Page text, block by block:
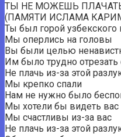
ТЫ НЕ МОЖЕШЬ
(ПАМЯТИ ИСЛАМА
Ты был горой узбекского
Мы оперлись на головы
Вы были целью
Им было трудно отрезать
Не плачь из-за этой
Мы крепко спали
Нам не нужно было
Мы хотели бы видеть
Мы счастливы из-за вас
Не плачь из-за этой